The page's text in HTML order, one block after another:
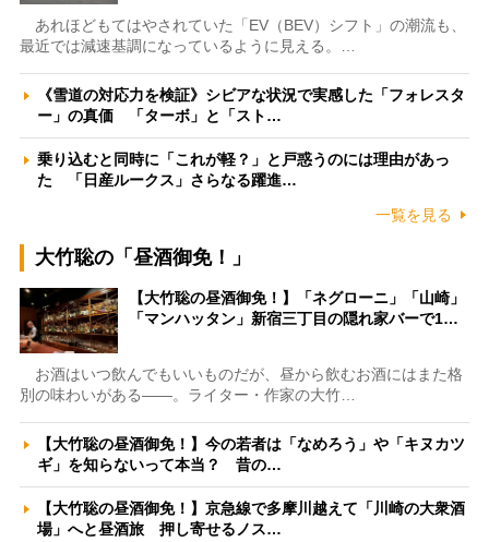
あれほどもてはやされていた「EV（BEV）シフト」の潮流も、
最近では減速基調になっているように見える。…
《雪道の対応力を検証》シビアな状況で実感した「フォレスタ
ー」の真価 「ターボ」と「スト…
乗り込むと同時に「これが軽？」と戸惑うのには理由があっ
た 「日産ルークス」さらなる躍進…
一覧を見る
大竹聡の「昼酒御免！」
【大竹聡の昼酒御免！】「ネグローニ」「山崎」
「マンハッタン」新宿三丁目の隠れ家バーで1…
お酒はいつ飲んでもいいものだが、昼から飲むお酒にはまた格
別の味わいがある――。ライター・作家の大竹…
【大竹聡の昼酒御免！】今の若者は「なめろう」や「キヌカツ
ギ」を知らないって本当？ 昔の…
【大竹聡の昼酒御免！】京急線で多摩川越えて「川崎の大衆酒
場」へと昼酒旅 押し寄せるノス…